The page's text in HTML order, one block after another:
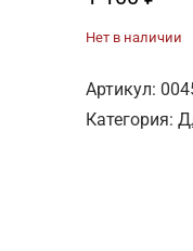
Нет в наличии
Артикул:
Категория: